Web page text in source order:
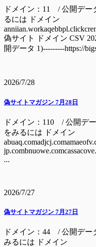
ドメイン：11 / 公開デ
るには ドメイン
偽サイト ドメイン CSV
開データ 1)---------https://
2026/7/28
偽サイトマガジン 7月28日
ドメイン：110 / 公開デ
をみるには ドメイン
...
2026/7/27
偽サイトマガジン 7月27日
ドメイン：44 / 公開デ
みるには ドメイン